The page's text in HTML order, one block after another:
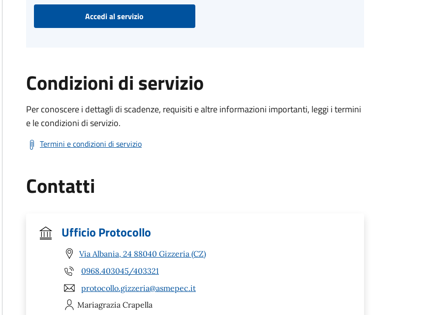
Accedi al servizio
Condizioni di servizio
Per conoscere i dettagli di scadenze, requisiti e altre informazioni importanti, leggi i termini
e le condizioni di servizio.
Termini e condizioni di servizio
Contatti
Ufficio Protocollo
Via Albania, 24 88040 Gizzeria (CZ)
0968.403045/403321
protocollo.gizzeria@asmepec.it
Mariagrazia Crapella